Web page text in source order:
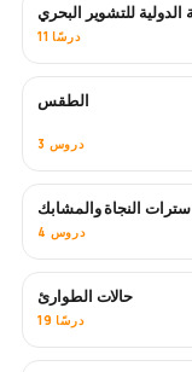
الدولية للتشوير البحري
11 درسًا
الطقس
3 دروس
سترات النجاة والمشابك
4 دروس
حالات الطوارئ
19 درسًا